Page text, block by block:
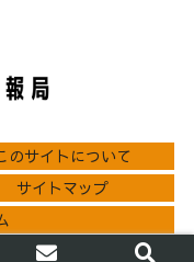
のサイトについて
サイトマップ
局.